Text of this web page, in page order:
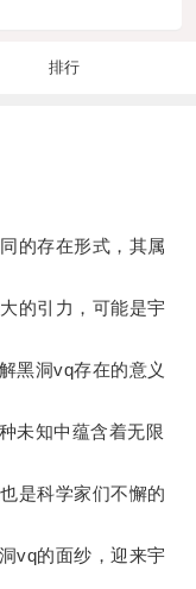
排行
的存在形式，其属
的引力，可能是宇
洞vq存在的意义
未知中蕴含着无限
是科学家们不懈的
vq的面纱，迎来宇